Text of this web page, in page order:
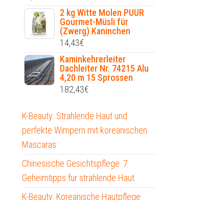
2 kg Witte Molen PUUR
Gourmet-Müsli für
(Zwerg) Kaninchen
14,43€
Kaminkehrerleiter
Dachleiter Nr. 74215 Alu
4,20 m 15 Sprossen
182,43€
K-Beauty: Strahlende Haut und
perfekte Wimpern mit koreanischen
Mascaras
Chinesische Gesichtspflege: 7
Geheimtipps für strahlende Haut
K-Beauty: Koreanische Hautpflege